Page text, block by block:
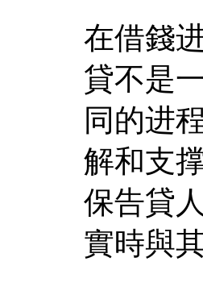
在借錢
貸不是
同的进
解和支
保告貸
實時與